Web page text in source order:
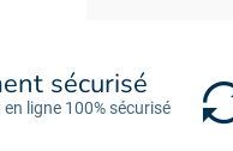
sécurisé
ligne 100% sécurisé